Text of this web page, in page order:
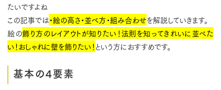
たいですよね
この記事では・絵の高さ・並べ方・組み合わせを解説していきます。
絵の飾り方のレイアウトが知りたい！法則を知ってきれいに並べた
い！おしゃれに壁を飾りたい！という方におすすめです。
基本の4要素